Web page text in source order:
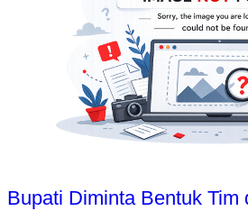
Bupati Diminta Bentuk Tim